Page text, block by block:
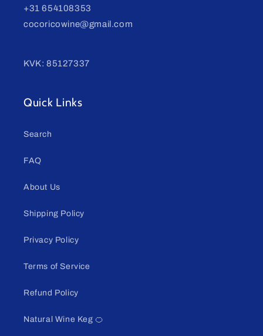
+31 654108353
cocoricowine@gmail.com
KVK: 85127337
Quick Links
Search
FAQ
About Us
Shipping Policy
Privacy Policy
Terms of Service
Refund Policy
Natural Wine Keg 🍊